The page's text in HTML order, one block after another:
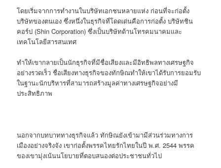
โดยเริ่มจากการทำงานในบริษัทเอกชนหลายแห่ง ก่อนที่จะก่อตั้ง
บริษัทของตนเอง ซึ่งหนึ่งในธุรกิจที่โดดเด่นคือการก่อตั้ง บริษัทชิน
คอร์ป (Shin Corporation)ซึ่งเป็นบริษัทด้านโทรคมนาคมและ
เทคโนโลยีสารสนเทศ
ทำให้เขากลายเป็นนักธุรกิจที่มีชื่อเสียงและมีอิทธิพลทางเศรษฐกิจ
อย่างรวดเร็ว ชื่อเสียงทางธุรกิจของทักษิณทำให้เขาได้รับการยอมรับ
ในฐานะนักบริหารที่สามารถสร้างมูลค่าทางเศรษฐกิจอย่างมี
ประสิทธิภาพ
นอกจากบทบาททางธุรกิจแล้ว ทักษิณยังเข้ามามีส่วนร่วมทางการ
เมืองอย่างจริงจัง เขาก่อตั้งพรรคไทยรักไทยในปี พ.ศ. 2544 พรรค
ของเขามุ่งเน้นนโยบายที่ตอบสนองต่อประชาชนทั่วไป